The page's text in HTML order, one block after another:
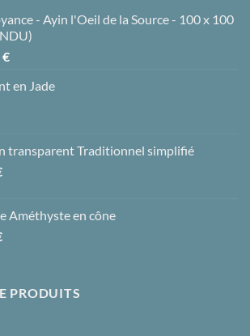
- Ayin l'Oeil de la Source - 100 x 100
€
en Jade
transparent Traditionnel simplifié
Améthyste en cône
PRODUITS